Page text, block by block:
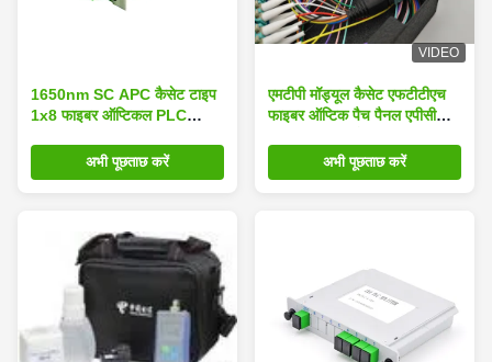
1650nm SC APC कैसेट टाइप
1x8 फाइबर ऑप्टिकल PLC
अभी पूछताछ करें
VIDEO
एमटीपी मॉड्यूल कैसेट एफटीटीएच
फाइबर ऑप्टिक पैच पैनल एपीसी
अभी पूछताछ करें